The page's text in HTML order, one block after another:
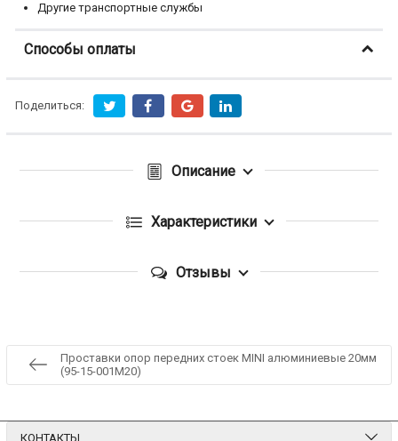
Другие транспортные службы
Способы оплаты
Поделиться:
Описание
Характеристики
Отзывы
Проставки опор передних стоек MINI алюминиевые 20мм
(95-15-001М20)
КОНТАКТЫ